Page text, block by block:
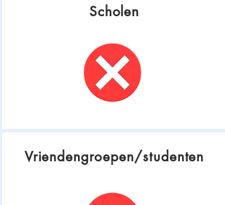
Scholen
Vriendengroepen/studenten